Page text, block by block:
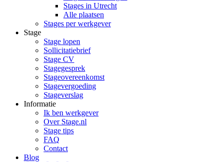
Stages in Utrecht
Alle plaatsen
Stages per werkgever
Stage
Stage lopen
Sollicitatiebrief
Stage CV
Stagegesprek
Stageovereenkomst
Stagevergoeding
Stageverslag
Informatie
Ik ben werkgever
Over Stage.nl
Stage tips
FAQ
Contact
Blog